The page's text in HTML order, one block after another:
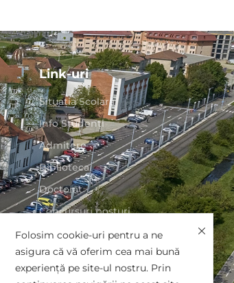
Link-uri
Situaţia Școlară
Info Studenți
Admitere
Biblioteca
Doctorat
Concursuri posturi
Proiecte UO
GDPR
Arhivă
Folosim cookie-uri pentru a ne
asigura că vă oferim cea mai bună
experiență pe site-ul nostru. Prin